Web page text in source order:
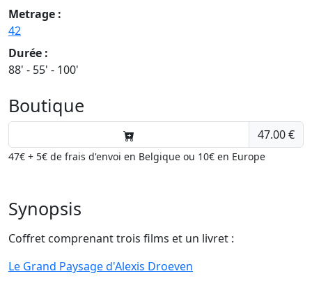
Metrage :
42
Durée :
88' - 55' - 100'
Boutique
47.00 €
47€ + 5€ de frais d'envoi en Belgique ou 10€ en Europe
Synopsis
Coffret comprenant trois films et un livret :
Le Grand Paysage d'Alexis Droeven